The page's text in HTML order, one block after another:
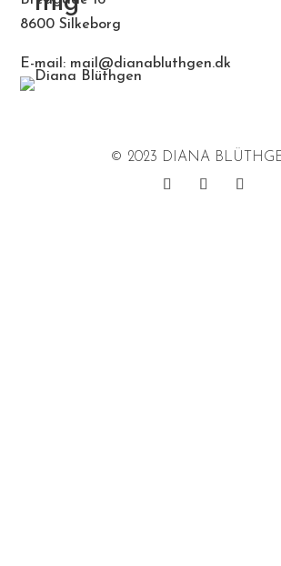
8600 Silkeborg
E-mail: mail@dianabluthgen.dk
© 2023 DIANA